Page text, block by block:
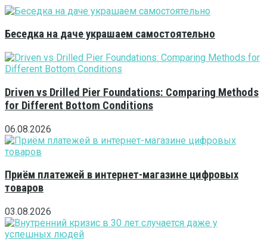
Беседка на даче украшаем самостоятельно
Driven vs Drilled Pier Foundations: Comparing Methods
for Different Bottom Conditions
06.08.2026
Приём платежей в интернет-магазине цифровых
товаров
03.08.2026